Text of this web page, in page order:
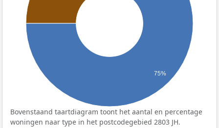
75%
Bovenstaand taartdiagram toont het aantal en percentage
woningen naar type in het postcodegebied 2803 JH.